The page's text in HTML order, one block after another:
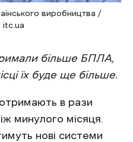
виробництва /
itc.ua
більше БПЛА,
їх буде ще більше.
в рази
минулого місяця.
нові системи